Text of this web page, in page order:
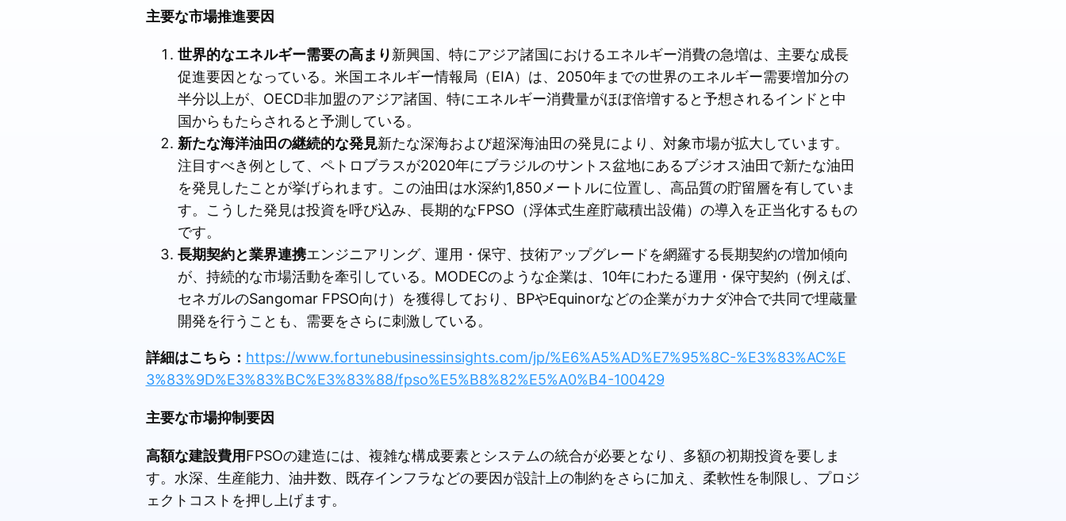
主要な市場推進要因
世界的なエネルギー需要の高まり新興国、特にアジア諸国におけるエネルギー消費の急増は、主要な成長
促進要因となっている。米国エネルギー情報局（EIA）は、2050年までの世界のエネルギー需要増加分の
半分以上が、OECD非加盟のアジア諸国、特にエネルギー消費量がほぼ倍増すると予想されるインドと中
国からもたらされると予測している。
新たな海洋油田の継続的な発見新たな深海および超深海油田の発見により、対象市場が拡大しています。
注目すべき例として、ペトロブラスが2020年にブラジルのサントス盆地にあるブジオス油田で新たな油田
を発見したことが挙げられます。この油田は水深約1,850メートルに位置し、高品質の貯留層を有していま
す。こうした発見は投資を呼び込み、長期的なFPSO（浮体式生産貯蔵積出設備）の導入を正当化するもの
です。
長期契約と業界連携エンジニアリング、運用・保守、技術アップグレードを網羅する長期契約の増加傾向
が、持続的な市場活動を牽引している。MODECのような企業は、10年にわたる運用・保守契約（例えば、
セネガルのSangomar FPSO向け）を獲得しており、BPやEquinorなどの企業がカナダ沖合で共同で埋蔵量
開発を行うことも、需要をさらに刺激している。
詳細はこちら： https://www.fortunebusinessinsights.com/jp/%E6%A5%AD%E7%95%8C-%E3%83%AC%E
3%83%9D%E3%83%BC%E3%83%88/fpso%E5%B8%82%E5%A0%B4-100429
主要な市場抑制要因
高額な建設費用FPSOの建造には、複雑な構成要素とシステムの統合が必要となり、多額の初期投資を要しま
す。水深、生産能力、油井数、既存インフラなどの要因が設計上の制約をさらに加え、柔軟性を制限し、プロジ
ェクトコストを押し上げます。